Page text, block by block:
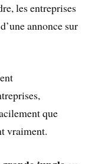
les entreprises
annonce sur
que
vraiment.